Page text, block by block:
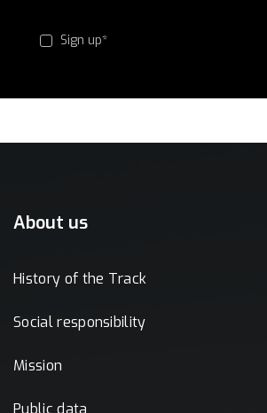
Sign up*
About us
History of the Track
Social responsibility
Mission